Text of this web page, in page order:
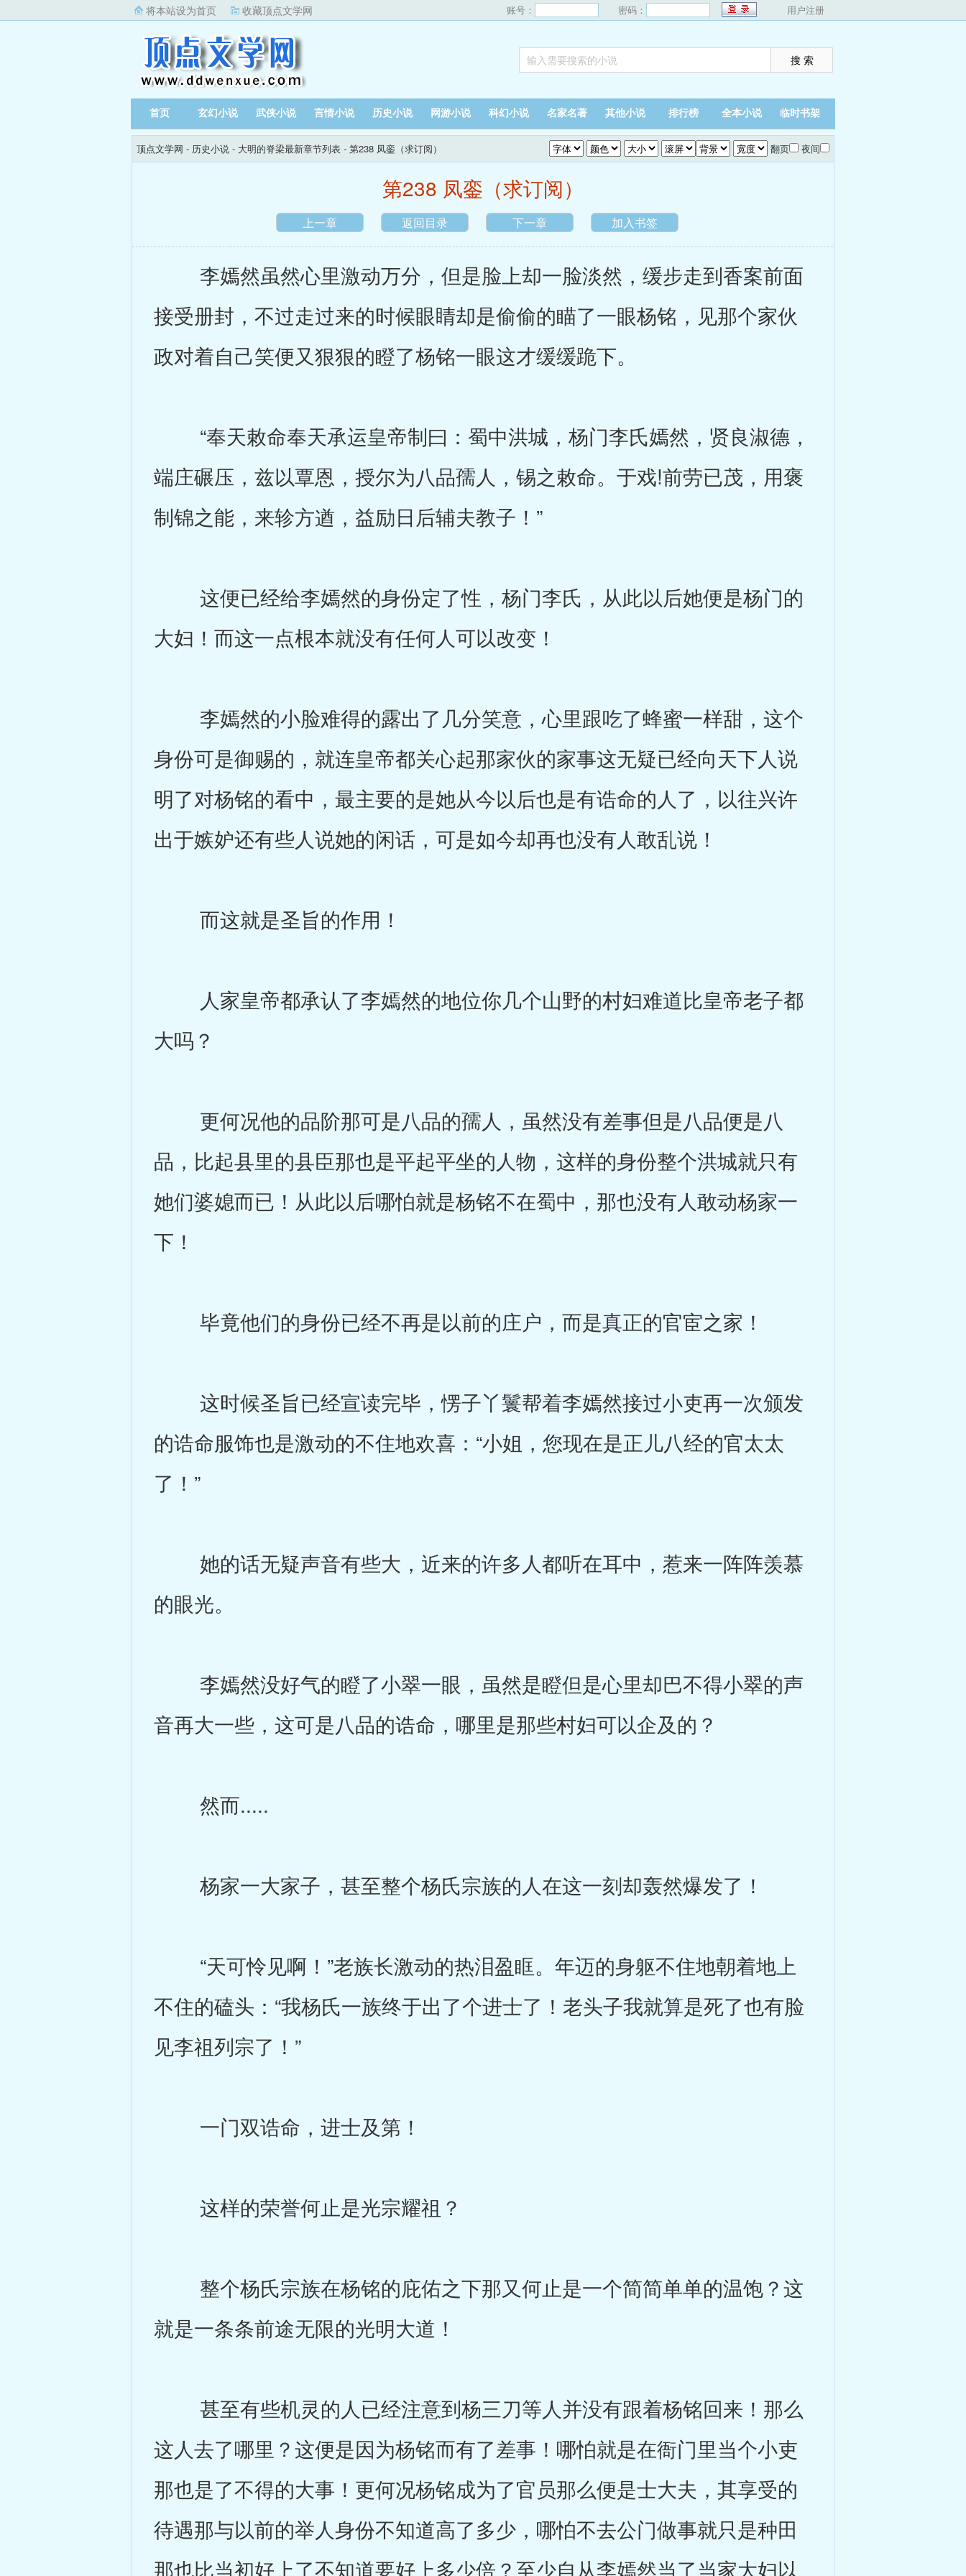
将本站设为首页 收藏顶点文学网 账号： 密码： 用户注册
首页 玄幻小说 武侠小说 言情小说 历史小说 网游小说 科幻小说 名家名著 其他小说 排行榜 全本小说 临时书架
顶点文学网 - 历史小说 - 大明的脊梁最新章节列表 - 第238 凤銮（求订阅） 翻页 夜间
第238 凤銮（求订阅）
上一章 返回目录 下一章 加入书签
李嫣然虽然心里激动万分，但是脸上却一脸淡然，缓步走到香案前面
接受册封，不过走过来的时候眼睛却是偷偷的瞄了一眼杨铭，见那个家伙
政对着自己笑便又狠狠的瞪了杨铭一眼这才缓缓跪下。
“奉天敕命奉天承运皇帝制曰：蜀中洪城，杨门李氏嫣然，贤良淑德，
端庄碾压，兹以覃恩，授尔为八品孺人，锡之敕命。于戏!前劳已茂，用褒
制锦之能，来轸方遒，益励日后辅夫教子！”
这便已经给李嫣然的身份定了性，杨门李氏，从此以后她便是杨门的
大妇！而这一点根本就没有任何人可以改变！
李嫣然的小脸难得的露出了几分笑意，心里跟吃了蜂蜜一样甜，这个
身份可是御赐的，就连皇帝都关心起那家伙的家事这无疑已经向天下人说
明了对杨铭的看中，最主要的是她从今以后也是有诰命的人了，以往兴许
出于嫉妒还有些人说她的闲话，可是如今却再也没有人敢乱说！
而这就是圣旨的作用！
人家皇帝都承认了李嫣然的地位你几个山野的村妇难道比皇帝老子都
大吗？
更何况他的品阶那可是八品的孺人，虽然没有差事但是八品便是八
品，比起县里的县臣那也是平起平坐的人物，这样的身份整个洪城就只有
她们婆媳而已！从此以后哪怕就是杨铭不在蜀中，那也没有人敢动杨家一
下！
毕竟他们的身份已经不再是以前的庄户，而是真正的官宦之家！
这时候圣旨已经宣读完毕，愣子丫鬟帮着李嫣然接过小吏再一次颁发
的诰命服饰也是激动的不住地欢喜：“小姐，您现在是正儿八经的官太太
了！”
她的话无疑声音有些大，近来的许多人都听在耳中，惹来一阵阵羡慕
的眼光。
李嫣然没好气的瞪了小翠一眼，虽然是瞪但是心里却巴不得小翠的声
音再大一些，这可是八品的诰命，哪里是那些村妇可以企及的？
然而.....
杨家一大家子，甚至整个杨氏宗族的人在这一刻却轰然爆发了！
“天可怜见啊！”老族长激动的热泪盈眶。年迈的身躯不住地朝着地上
不住的磕头：“我杨氏一族终于出了个进士了！老头子我就算是死了也有脸
见李祖列宗了！”
一门双诰命，进士及第！
这样的荣誉何止是光宗耀祖？
整个杨氏宗族在杨铭的庇佑之下那又何止是一个简简单单的温饱？这
就是一条条前途无限的光明大道！
甚至有些机灵的人已经注意到杨三刀等人并没有跟着杨铭回来！那么
这人去了哪里？这便是因为杨铭而有了差事！哪怕就是在衙门里当个小吏
那也是了不得的大事！更何况杨铭成为了官员那么便是士大夫，其享受的
待遇那与以前的举人身份不知道高了多少，哪怕不去公门做事就只是种田
那也比当初好上了不知道要好上多少倍？至少自从李嫣然当了当家大妇以